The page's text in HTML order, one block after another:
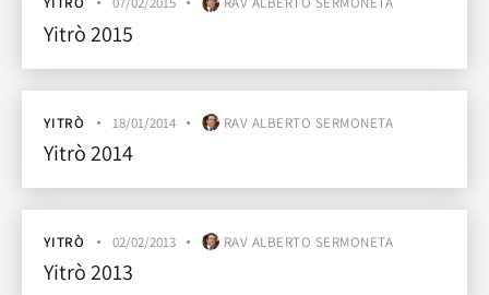
Yitrò 2015
YITRÒ 18/01/2014 RAV ALBERTO SERMONETA
Yitrò 2014
YITRÒ 02/02/2013 RAV ALBERTO SERMONETA
Yitrò 2013